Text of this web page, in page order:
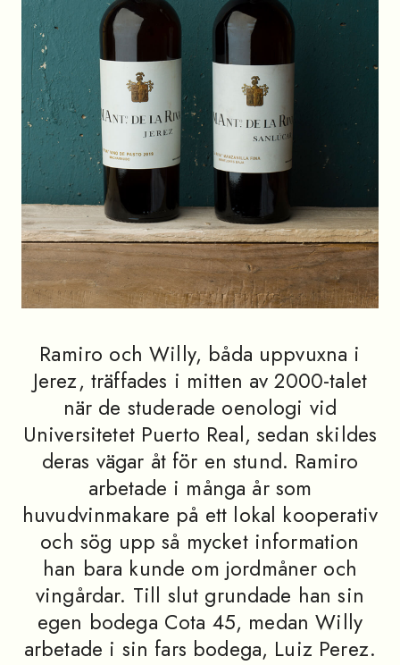
Ramiro och Willy, båda uppvuxna i
Jerez, träffades i mitten av 2000-talet
när de studerade oenologi vid
Universitetet Puerto Real, sedan skildes
deras vägar åt för en stund. Ramiro
arbetade i många år som
huvudvinmakare på ett lokal kooperativ
och sög upp så mycket information
han bara kunde om jordmåner och
vingårdar. Till slut grundade han sin
egen bodega Cota 45, medan Willy
arbetade i sin fars bodega, Luiz Perez.